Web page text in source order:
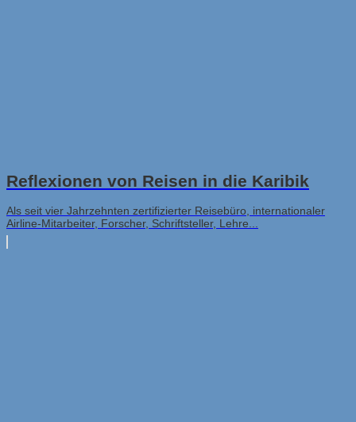
Reflexionen von Reisen in die Karibik
Als seit vier Jahrzehnten zertifizierter Reisebüro, internationaler
Airline-Mitarbeiter, Forscher, Schriftsteller, Lehre...